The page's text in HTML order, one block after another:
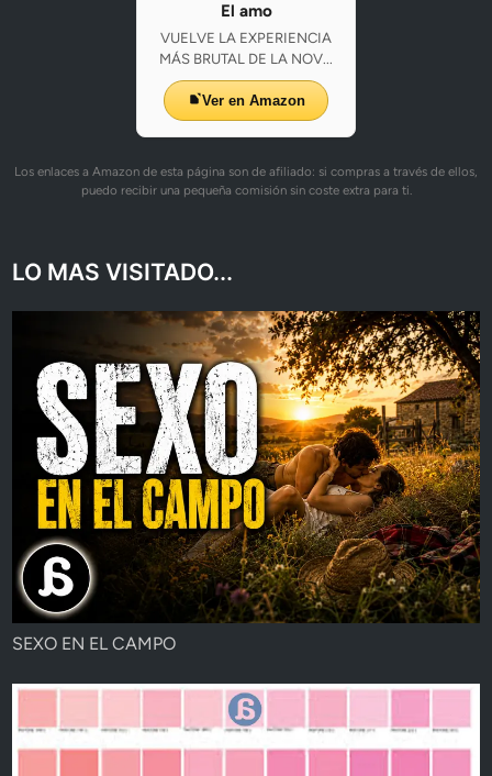
El amo
VUELVE LA EXPERIENCIA
MÁS BRUTAL DE LA NOV...
Ver en Amazon
Los enlaces a Amazon de esta página son de afiliado: si compras a través de ellos,
puedo recibir una pequeña comisión sin coste extra para ti.
LO MAS VISITADO...
SEXO EN EL CAMPO